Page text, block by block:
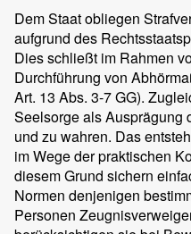
Dem Staat obliegen
aufgrund des
Dies schließt im Rahmen
Durchführung von
Art. 13 Abs. 3-7 GG).
Seelsorge als Ausprägung
und zu wahren. Das
im Wege der praktischen
diesem Grund sichern
Normen denjenigen
Personen